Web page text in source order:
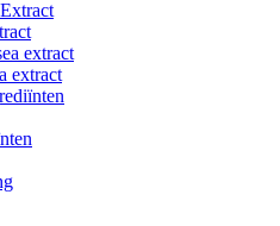
extract
extract